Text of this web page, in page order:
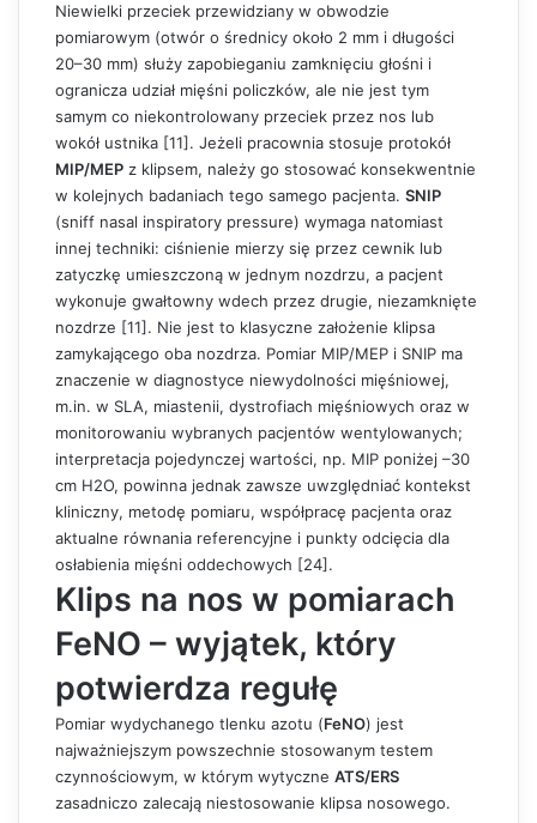
Niewielki przeciek przewidziany w obwodzie
pomiarowym (otwór o średnicy około 2 mm i długości
20–30 mm) służy zapobieganiu zamknięciu głośni i
ogranicza udział mięśni policzków, ale nie jest tym
samym co niekontrolowany przeciek przez nos lub
wokół ustnika [11]. Jeżeli pracownia stosuje protokół
MIP/MEP z klipsem, należy go stosować konsekwentnie
w kolejnych badaniach tego samego pacjenta. SNIP
(sniff nasal inspiratory pressure) wymaga natomiast
innej techniki: ciśnienie mierzy się przez cewnik lub
zatyczkę umieszczoną w jednym nozdrzu, a pacjent
wykonuje gwałtowny wdech przez drugie, niezamknięte
nozdrze [11]. Nie jest to klasyczne założenie klipsa
zamykającego oba nozdrza. Pomiar MIP/MEP i SNIP ma
znaczenie w diagnostyce niewydolności mięśniowej,
m.in. w SLA, miastenii, dystrofiach mięśniowych oraz w
monitorowaniu wybranych pacjentów wentylowanych;
interpretacja pojedynczej wartości, np. MIP poniżej –30
cm H2O, powinna jednak zawsze uwzględniać kontekst
kliniczny, metodę pomiaru, współpracę pacjenta oraz
aktualne równania referencyjne i punkty odcięcia dla
osłabienia mięśni oddechowych [24].
Klips na nos w pomiarach
FeNO – wyjątek, który
potwierdza regułę
Pomiar wydychanego tlenku azotu (FeNO) jest
najważniejszym powszechnie stosowanym testem
czynnościowym, w którym wytyczne ATS/ERS
zasadniczo zalecają niestosowanie klipsa nosowego.